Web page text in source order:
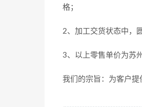
格；
2、加工交货状态中，
3、以上零售单价为苏
我们的宗旨：为客户提